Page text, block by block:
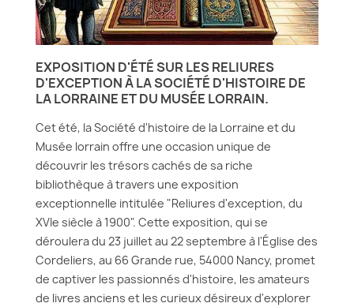
EXPOSITION D'ÉTÉ SUR LES RELIURES
D'EXCEPTION À LA SOCIÉTÉ D'HISTOIRE DE
LA LORRAINE ET DU MUSÉE LORRAIN.
Cet été, la Société d'histoire de la Lorraine et du
Musée lorrain offre une occasion unique de
découvrir les trésors cachés de sa riche
bibliothèque à travers une exposition
exceptionnelle intitulée "Reliures d'exception, du
XVIe siècle à 1900". Cette exposition, qui se
déroulera du 23 juillet au 22 septembre à l'Église des
Cordeliers, au 66 Grande rue, 54000 Nancy, promet
de captiver les passionnés d'histoire, les amateurs
de livres anciens et les curieux désireux d'explorer